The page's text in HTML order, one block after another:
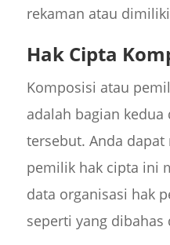
rekaman atau
Hak Cipta
Komposisi atau
adalah bagian
tersebut. Anda
pemilik hak cipta ini
data organisasi hak
seperti yang dibahas